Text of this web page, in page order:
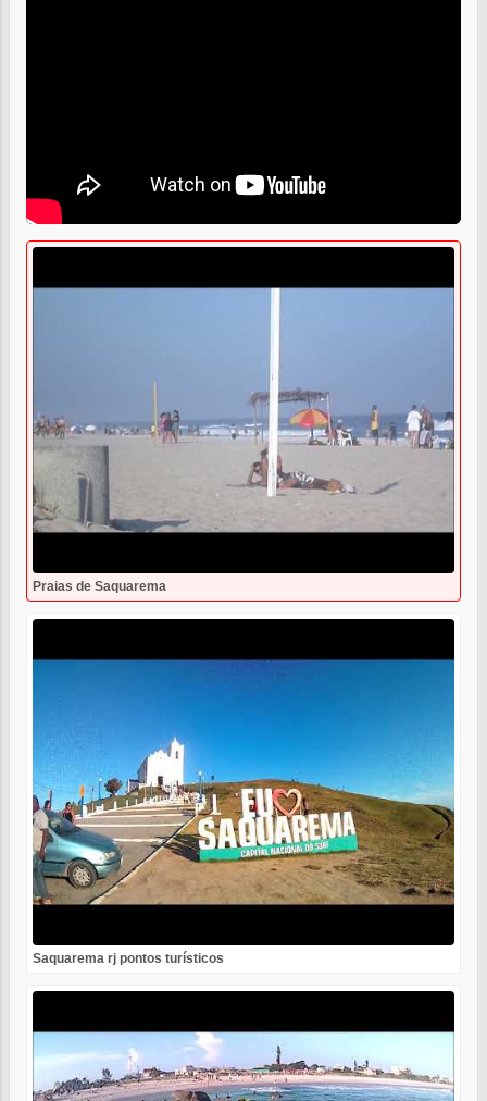
Praias de Saquarema
Saquarema rj pontos turísticos